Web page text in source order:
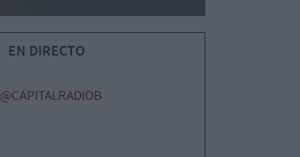
EN DIRECTO
@CAPITALRADIOB